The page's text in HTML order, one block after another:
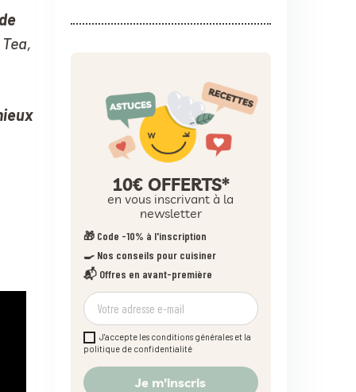
10€ OFFERTS*
en vous inscrivant à la
newsletter
🎁 Code -10% à l'inscription
🍳 Nos conseils pour cuisiner
📬 Offres en avant-première
J'accepte les conditions générales et la
politique de confidentialité
Je m'inscris